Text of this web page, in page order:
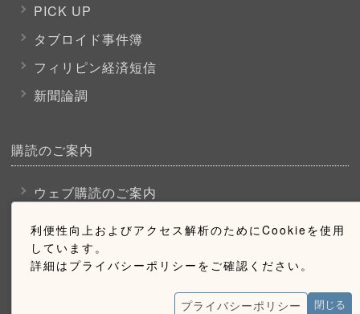
利便性向上およびアクセス解析のためにCookieを使用
しています。
詳細はプライバシーポリシーをご確認ください。
プライバシーポリシー 閉じる
PICK UP
タブロイド事件簿
フィリピン経済短信
新聞論調
購読のご案内
ウェブ購読のご案内
お問い合わせ